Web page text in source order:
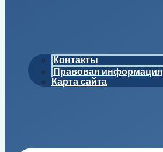
Контакты
Правовая информация
Карта сайта